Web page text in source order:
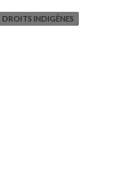
DROITS INDIGÈNES